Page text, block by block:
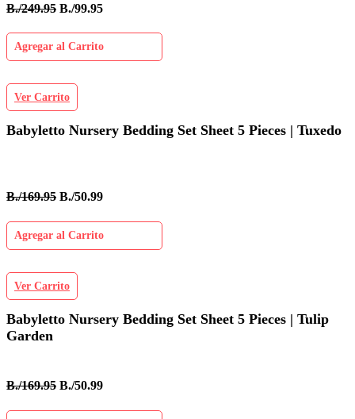
B./249.95 B./99.95
Agregar al Carrito
Ver Carrito
Babyletto Nursery Bedding Set Sheet 5 Pieces | Tuxedo
B./169.95 B./50.99
Agregar al Carrito
Ver Carrito
Babyletto Nursery Bedding Set Sheet 5 Pieces | Tulip
Garden
B./169.95 B./50.99